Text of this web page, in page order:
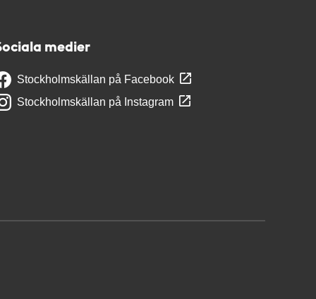
medier
Stockholmskällan på Facebook
Stockholmskällan på Instagram